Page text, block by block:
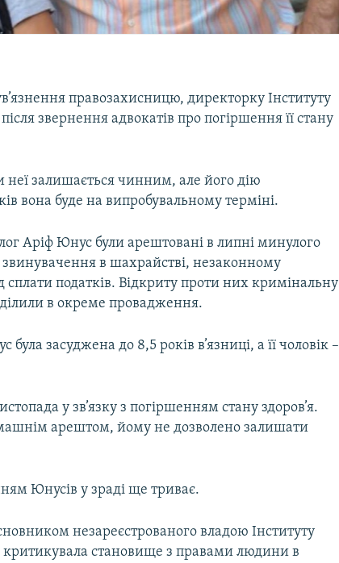
правозахисницю, директорку Інституту
звернення адвокатів про погіршення її стану
неї залишається чинним, але його дію
вона буде на випробувальному терміні.
Аріф Юнус були арештовані в липні минулого
в шахрайстві, незаконному
сплати податків. Відкриту проти них кримінальну
в окреме провадження.
засуджена до 8,5 років в’язниці, а її чоловік –
у зв’язку з погіршенням стану здоров’я.
арештом, йому не дозволено залишати
Юнусів у зраді ще триває.
незареєстрованого владою Інституту
критикувала становище з правами людини в